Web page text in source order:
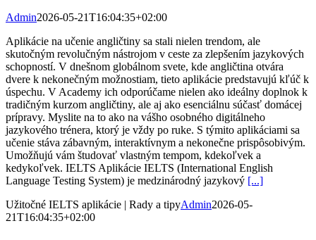
Admin2026-05-21T16:04:35+02:00
Aplikácie na učenie angličtiny sa stali nielen trendom, ale
skutočným revolučným nástrojom v ceste za zlepšením jazykových
schopností. V dnešnom globálnom svete, kde angličtina otvára
dvere k nekonečným možnostiam, tieto aplikácie predstavujú kľúč k
úspechu. V Academy ich odporúčame nielen ako ideálny doplnok k
tradičným kurzom angličtiny, ale aj ako esenciálnu súčasť domácej
prípravy. Myslite na to ako na vášho osobného digitálneho
jazykového trénera, ktorý je vždy po ruke. S týmito aplikáciami sa
učenie stáva zábavným, interaktívnym a nekonečne prispôsobivým.
Umožňujú vám študovať vlastným tempom, kdekoľvek a
kedykoľvek. IELTS Aplikácie IELTS (International English
Language Testing System) je medzinárodný jazykový [...]
Užitočné IELTS aplikácie | Rady a tipyAdmin2026-05-
21T16:04:35+02:00